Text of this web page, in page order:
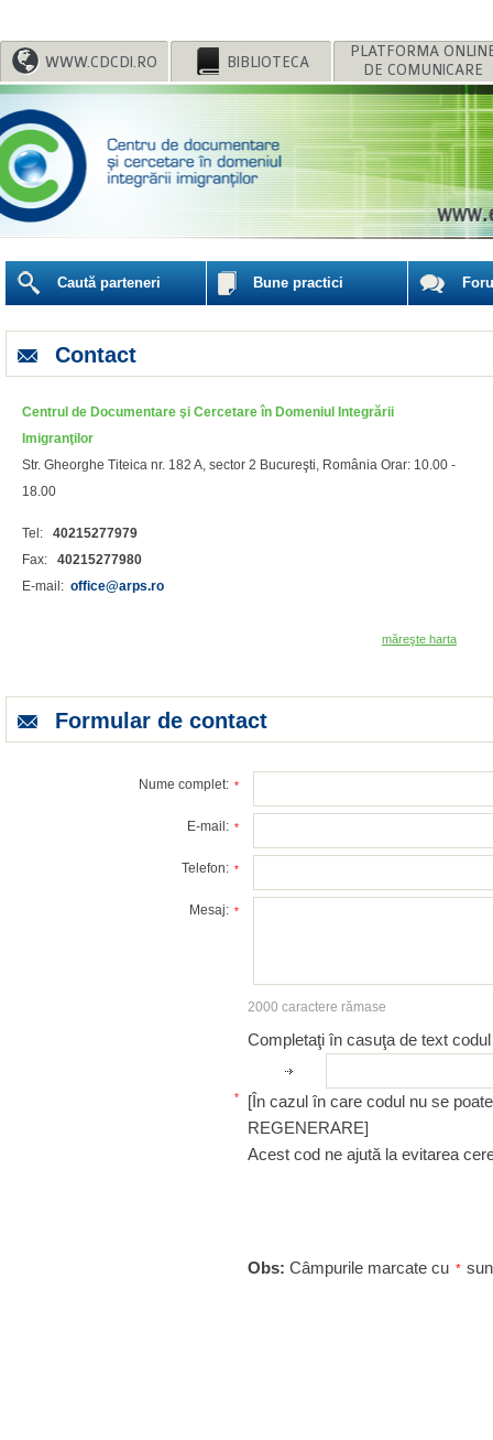
WWW.CDCDI.RO BIBLIOTECA DE COMUNICARE
Caută parteneri Bune practici
Contact
Imigranţilor
18.00
Tel: 40215277979
Fax: 40215277980
E-mail: office@arps.ro
măreşte harta
Formular de contact
Nume complet: *
E-mail: *
Telefon: *
Mesaj: *
2000 caractere rămase
*
Completaţi în casuţa de text
REGENERARE]
Acest cod ne ajută la evitarea
Obs: Câmpurile marcate cu *